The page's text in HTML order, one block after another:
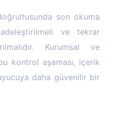
son okuma
ve tekrar
Kurumsal ve
kontrol aşaması, içerik
daha güvenilir bir